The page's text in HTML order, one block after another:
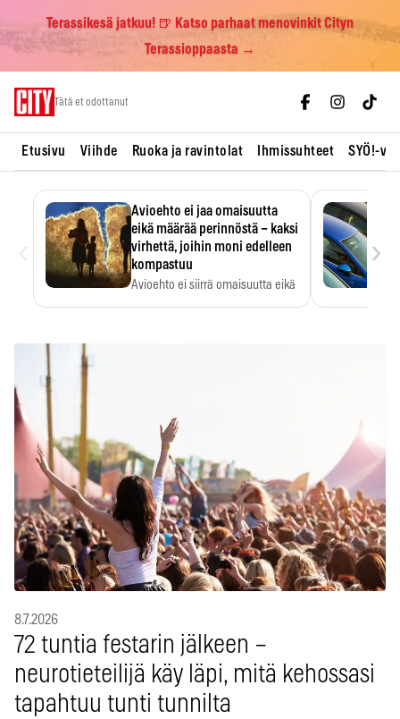
Terassikesä jatkuu! 🍺 Katso parhaat menovinkit Cityn
Terassioppaasta →
Tätä et odottanut
Etusivu Viihde Ruoka ja ravintolat Ihmissuhteet SYÖ!-
Avioehto ei jaa omaisuutta
eikä määrää perinnöstä – kaksi
virhettä, joihin moni edelleen
kompastuu
Avioehto ei siirrä omaisuutta eikä
›
8.7.2026
72 tuntia festarin jälkeen –
neurotieteilijä käy läpi, mitä kehossasi
tapahtuu tunti tunnilta